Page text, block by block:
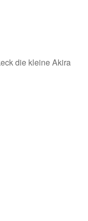
die kleine Akira